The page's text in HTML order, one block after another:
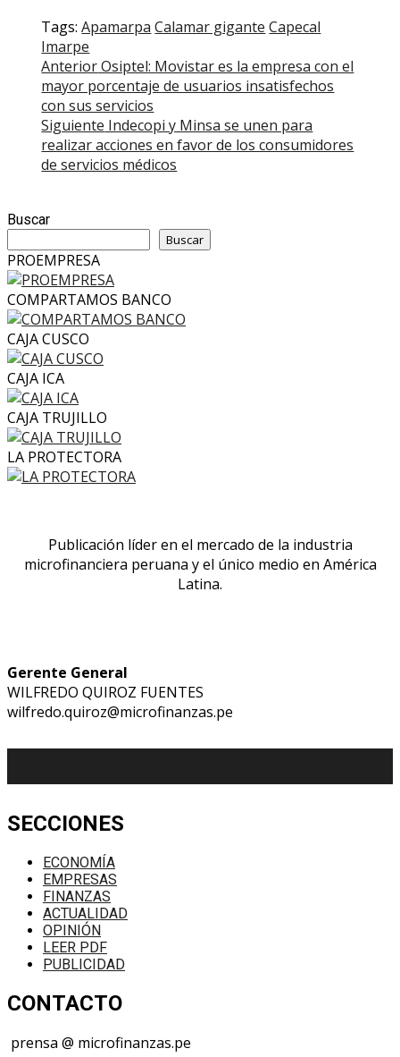
Tags:Apamarpa Calamar gigante Capecal
Imarpe
Post
navigation
AnteriorOsiptel: Movistar es la empresa con el
mayor porcentaje de usuarios insatisfechos
con sus servicios
Siguiente Indecopi y Minsa se unen para
realizar acciones en favor de los consumidores
de servicios médicos
Buscar
Buscar
PROEMPRESA
COMPARTAMOS BANCO
CAJA CUSCO
CAJA ICA
CAJA TRUJILLO
LA PROTECTORA
Publicación líder en el mercado de la industria
microfinanciera peruana y el único medio en América
Latina.
Gerente General
WILFREDO QUIROZ FUENTES
wilfredo.quiroz@microfinanzas.pe
SECCIONES
ECONOMÍA
EMPRESAS
FINANZAS
ACTUALIDAD
OPINIÓN
LEER PDF
PUBLICIDAD
CONTACTO
prensa @ microfinanzas.pe